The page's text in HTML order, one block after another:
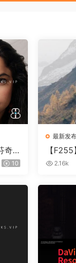
奇
10
最新发
【
片视频
2.16k